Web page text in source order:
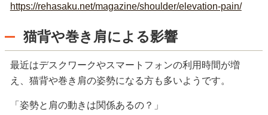
https://rehasaku.net/magazine/shoulder/elevation-pain/
猫背や巻き肩による影響
最近はデスクワークやスマートフォンの利用時間が増
え、猫背や巻き肩の姿勢になる方も多いようです。
「姿勢と肩の動きは関係あるの？」